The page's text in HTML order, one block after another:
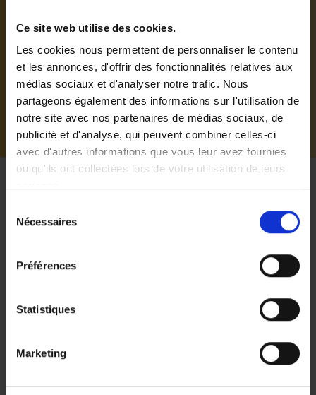
Ce site web utilise des cookies.
Les cookies nous permettent de personnaliser le contenu
et les annonces, d'offrir des fonctionnalités relatives aux
médias sociaux et d'analyser notre trafic. Nous
partageons également des informations sur l'utilisation de
notre site avec nos partenaires de médias sociaux, de
publicité et d'analyse, qui peuvent combiner celles-ci
avec d'autres informations que vous leur avez fournies
ou qu'ils ont collectées lors de votre utilisation de leurs
Nécessaires
Préférences
Statistiques
Marketing
Amal ?
Remplissez le formulaire. Un employé d'Amal vous
rappellera.
Planifiez votre visite
Amal est là pour tout le monde. Nous voulons que tout le
monde puisse nous rendre visite confortablement. Amal
commun. Essayez de venir à pied, à vélo ou en transports